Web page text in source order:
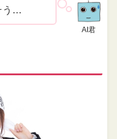
AI君
う…